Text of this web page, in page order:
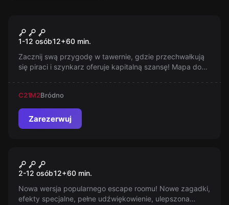
Piracka Tawerna
1-12 osób12+60 min.
Zacznij swą przygodę w tawernie, gdzie przechwałkują
się piraci i szynkarz oferuje kapitalną szansę! Mapa do
C21M2Bródno
Zarezerwuj
Cela nr 4
2-12 osób12+60 min.
Nowa wersja popularnego escape roomu! Nowe zagadki,
efekty specjalne, pełne udźwiękowienie, ulepszona